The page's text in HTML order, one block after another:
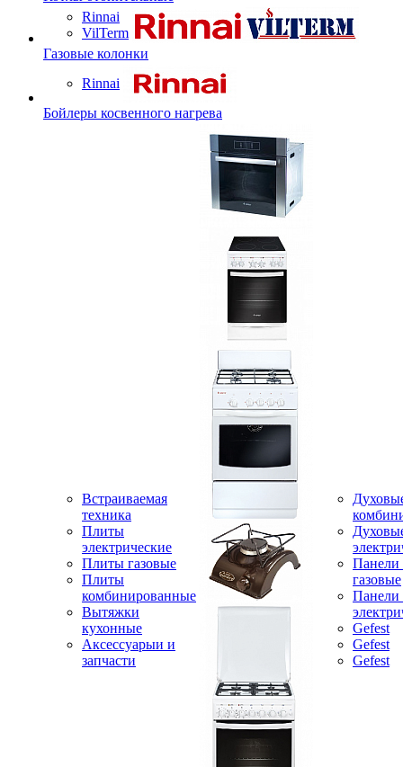
Rinnai
VilTerm
Газовые колонки
Rinnai
Бойлеры косвенного нагрева
Встраиваемая
техника
Плиты
электрические
Плиты газовые
Плиты
комбинированные
Вытяжки
кухонные
Аксессуарыи и
запчасти
Панели
газовые
Панели
Gefest
Gefest
Gefest